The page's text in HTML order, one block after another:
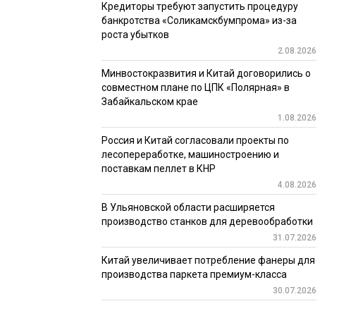
Кредиторы требуют запустить процедуру
банкротства «Соликамскбумпрома» из-за
роста убытков
2.08.2026
Минвостокразвития и Китай договорились о
совместном плане по ЦПК «Полярная» в
Забайкальском крае
1.08.2026
Россия и Китай согласовали проекты по
лесопереработке, машиностроению и
поставкам пеллет в КНР
4.08.2026
В Ульяновской области расширяется
производство станков для деревообработки
31.07.2026
Китай увеличивает потребление фанеры для
производства паркета премиум-класса
30.07.2026